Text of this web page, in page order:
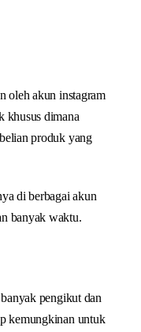
oleh akun instagram
khusus dimana
produk yang
di berbagai akun
banyak waktu.
pengikut dan
kemungkinan untuk